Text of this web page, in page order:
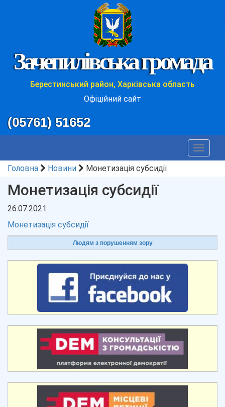
Зачепилівська громада
Берестинський район, Харківська область
Офіційний сайт
(05761) 51652
Toggle
Головна
Новини Монетизація субсидії
Монетизація субсидії
26.07.2021
Монетизація субсидії
Людям з порушенням зору